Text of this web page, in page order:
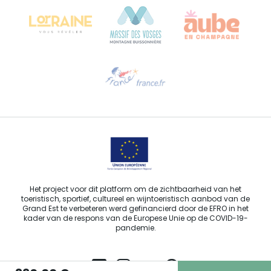
Stuur ons een e-mail
Het project voor dit platform om de zichtbaarheid van het
toeristisch, sportief, cultureel en wijntoeristisch aanbod van de
Grand Est te verbeteren werd gefinancierd door de EFRO in het
kader van de respons van de Europese Unie op de COVID-19-
pandemie.